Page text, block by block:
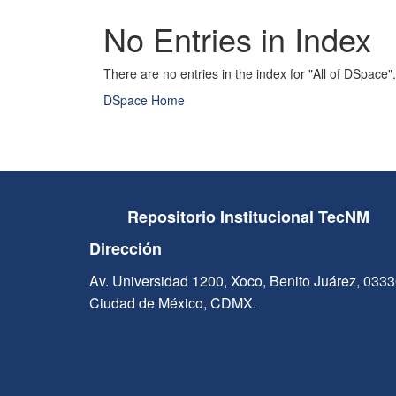
No Entries in Index
There are no entries in the index for "All of DSpace".
DSpace Home
Repositorio Institucional TecNM
Dirección
Av. Universidad 1200, Xoco, Benito Juárez,
Ciudad de México, CDMX.